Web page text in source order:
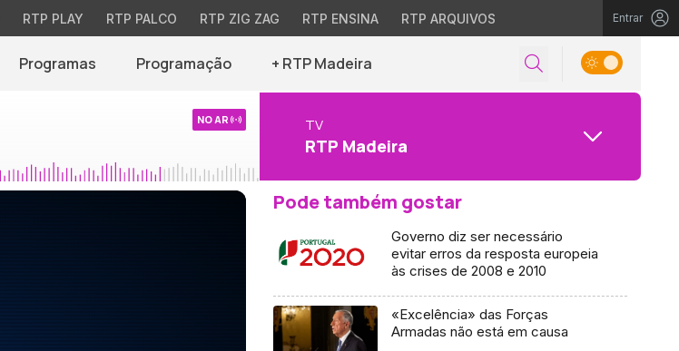
RTP PLAY RTP PALCO RTP ZIG ZAG RTP ENSINA RTP ARQUIVOS Entrar
Programas Programação + RTP Madeira
NO AR TV
RTP Madeira
Pode também gostar
Governo diz ser necessário
evitar erros da resposta europeia
às crises de 2008 e 2010
«Excelência» das Forças
Armadas não está em causa